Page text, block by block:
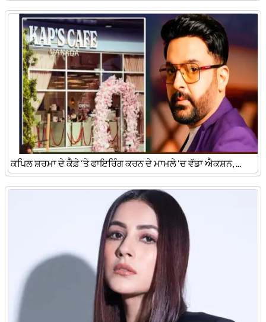
ਕਪਿਲ ਸ਼ਰਮਾ ਦੇ ਕੈਫ਼ੇ ‘ਤੇ ਫਾਇਰਿੰਗ ਕਰਨ ਦੇ ਮਾਮਲੇ ‘ਚ ਵੱਡਾ ਐਕਸ਼ਨ, ...